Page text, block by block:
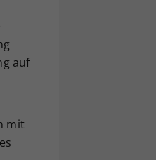
auf
mit